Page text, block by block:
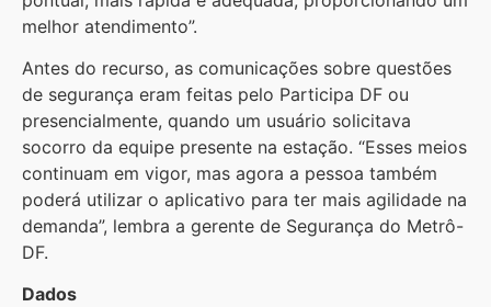
melhor atendimento”.
Antes do recurso, as comunicações sobre questões
de segurança eram feitas pelo Participa DF ou
presencialmente, quando um usuário solicitava
socorro da equipe presente na estação. “Esses meios
continuam em vigor, mas agora a pessoa também
poderá utilizar o aplicativo para ter mais agilidade na
demanda”, lembra a gerente de Segurança do Metrô-
DF.
Dados